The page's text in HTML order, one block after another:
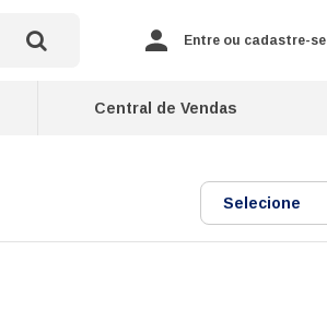
Entre ou cadastre-se
Central de Vendas
Selecione